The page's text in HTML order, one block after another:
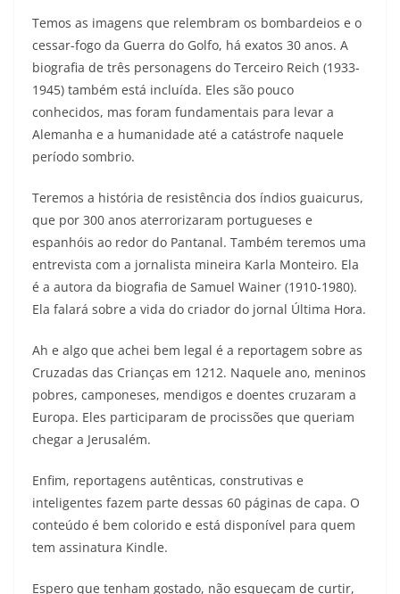
Temos as imagens que relembram os bombardeios e o
cessar-fogo da Guerra do Golfo, há exatos 30 anos. A
biografia de três personagens do Terceiro Reich (1933-
1945) também está incluída. Eles são pouco
conhecidos, mas foram fundamentais para levar a
Alemanha e a humanidade até a catástrofe naquele
período sombrio.
Teremos a história de resistência dos índios guaicurus,
que por 300 anos aterrorizaram portugueses e
espanhóis ao redor do Pantanal. Também teremos uma
entrevista com a jornalista mineira Karla Monteiro. Ela
é a autora da biografia de Samuel Wainer (1910-1980).
Ela falará sobre a vida do criador do jornal Última Hora.
Ah e algo que achei bem legal é a reportagem sobre as
Cruzadas das Crianças em 1212. Naquele ano, meninos
pobres, camponeses, mendigos e doentes cruzaram a
Europa. Eles participaram de procissões que queriam
chegar a Jerusalém.
Enfim, reportagens autênticas, construtivas e
inteligentes fazem parte dessas 60 páginas de capa. O
conteúdo é bem colorido e está disponível para quem
tem assinatura Kindle.
Espero que tenham gostado, não esqueçam de curtir,